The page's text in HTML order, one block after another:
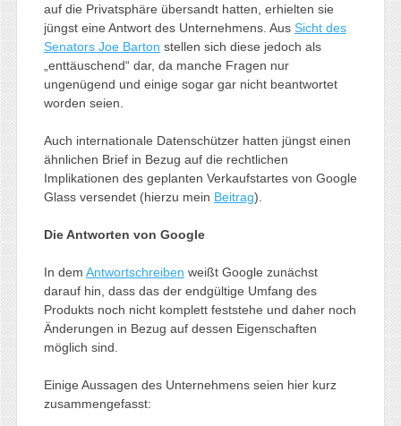
auf die Privatsphäre übersandt hatten, erhielten sie
jüngst eine Antwort des Unternehmens. Aus Sicht des
Senators Joe Barton stellen sich diese jedoch als
„enttäuschend“ dar, da manche Fragen nur
ungenügend und einige sogar gar nicht beantwortet
worden seien.
Auch internationale Datenschützer hatten jüngst einen
ähnlichen Brief in Bezug auf die rechtlichen
Implikationen des geplanten Verkaufstartes von Google
Glass versendet (hierzu mein Beitrag).
Die Antworten von Google
In dem Antwortschreiben weißt Google zunächst
darauf hin, dass das der endgültige Umfang des
Produkts noch nicht komplett feststehe und daher noch
Änderungen in Bezug auf dessen Eigenschaften
möglich sind.
Einige Aussagen des Unternehmens seien hier kurz
zusammengefasst: